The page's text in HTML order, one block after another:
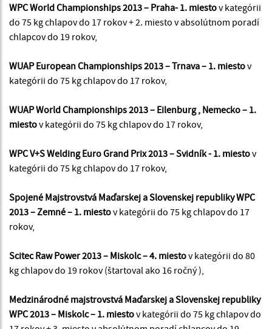
WPC World Championships 2013 – Praha- 1. miestov kategórii
do 75 kg chlapov do 17 rokov + 2. miesto v absolútnom poradí
chlapcov do 19 rokov,
WUAP European Championships 2013 – Trnava – 1. miestov
kategórii do 75 kg chlapov do 17 rokov,
WUAP World Championships 2013 – Eilenburg , Nemecko – 1.
miestov kategórii do 75 kg chlapov do 17 rokov,
WPC V+S Welding Euro Grand Prix 2013 – Svidník - 1. miestov
kategórii do 75 kg chlapov do 17 rokov,
Spojené Majstrovstvá Maďarskej a Slovenskej republiky WPC
2013 – Zemné – 1. miestov kategórii do 75 kg chlapov do 17
rokov,
Scitec Raw Power 2013 – Miskolc – 4. miestov kategórii do 80
kg chlapov do 19 rokov (štartoval ako 16 ročný ),
Medzinárodné majstrovstvá Maďarskej a Slovenskej republiky
WPC 2013 – Miskolc – 1. miestov kategórii do 75 kg chlapov do